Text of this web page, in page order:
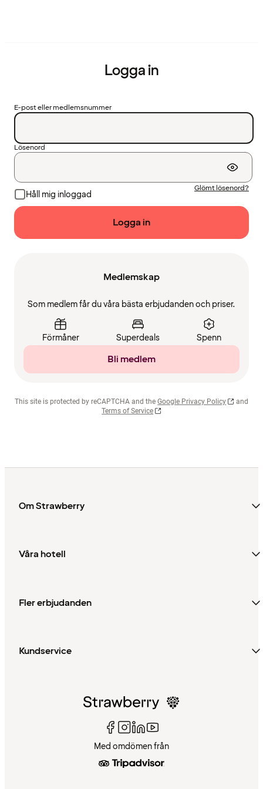
Logga in
E-post eller medlemsnummer
Lösenord
Håll mig inloggad
Glömt lösenord?
Logga in
Medlemskap
Som medlem får du våra bästa erbjudanden och priser.
Förmåner Superdeals Spenn
Bli medlem
This site is protected by reCAPTCHA and the Google Privacy Policy
and
Terms of Service
Om Strawberry
Våra hotell
Fler erbjudanden
Kundservice
Med omdömen från